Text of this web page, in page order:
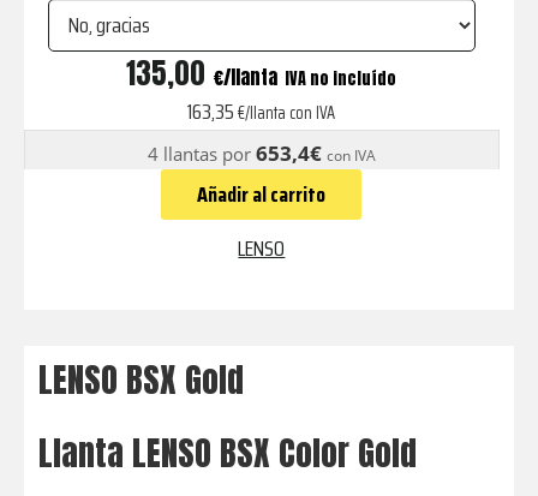
cantidad
135,00 € IVA no incluído
163,35€/llanta con IVA
4 llantas por 653,4€ con IVA
Añadir al carrito
LENSO
LENSO BSX Gold
Llanta LENSO BSX Color Gold